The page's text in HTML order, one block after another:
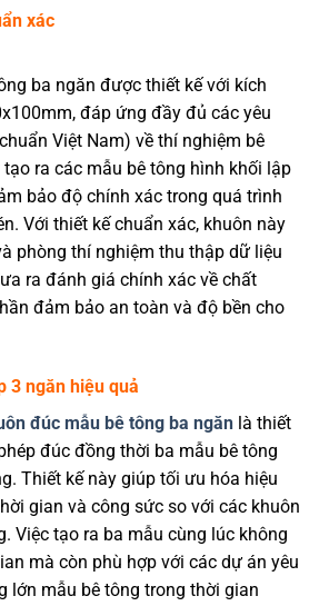
xác
ba ngăn được thiết kế với kích
đáp ứng đầy đủ các yêu
Việt Nam) về thí nghiệm bê
ra các mẫu bê tông hình khối lập
bảo độ chính xác trong quá trình
Với thiết kế chuẩn xác, khuôn này
phòng thí nghiệm thu thập dữ liệu
ra đánh giá chính xác về chất
đảm bảo an toàn và độ bền cho
3 ngăn hiệu quả
đúc mẫu bê tông ba ngăn là thiết
đúc đồng thời ba mẫu bê tông
Thiết kế này giúp tối ưu hóa hiệu
gian và công sức so với các khuôn
Việc tạo ra ba mẫu cùng lúc không
mà còn phù hợp với các dự án yêu
lớn mẫu bê tông trong thời gian